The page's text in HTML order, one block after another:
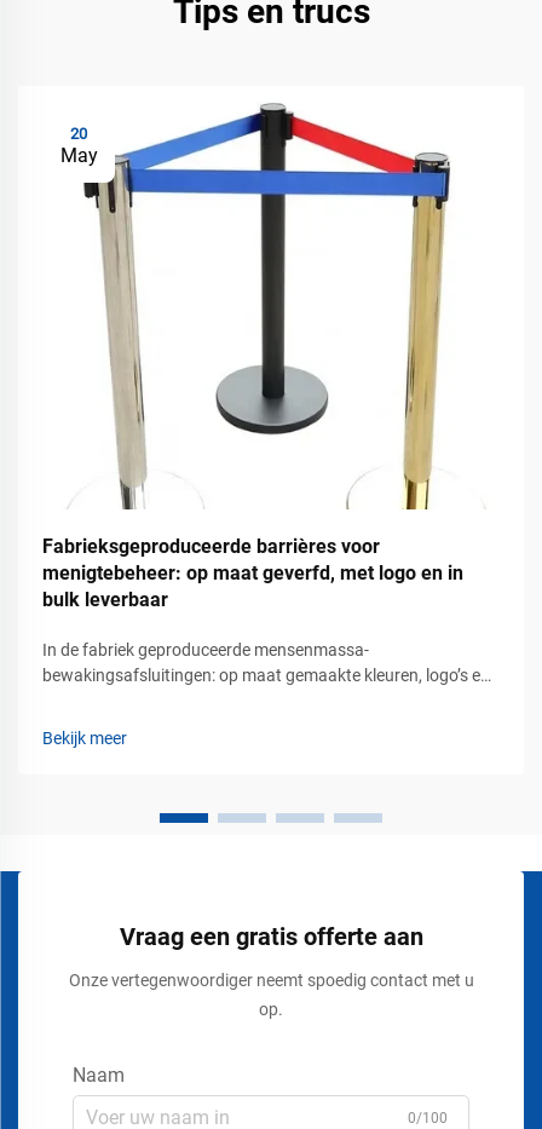
Tips en trucs
20
May
Fabrieksgeproduceerde barrières voor
menigtebeheer: op maat geverfd, met logo en in
bulk leverbaar
In de fabriek geproduceerde mensenmassa-
bewakingsafsluitingen: op maat gemaakte kleuren, logo’s en
Moderne openbare locaties vereisen meer dan tijdelijke
Bekijk meer
Vraag een gratis offerte aan
Onze vertegenwoordiger neemt spoedig contact met u
op.
Naam
0/100